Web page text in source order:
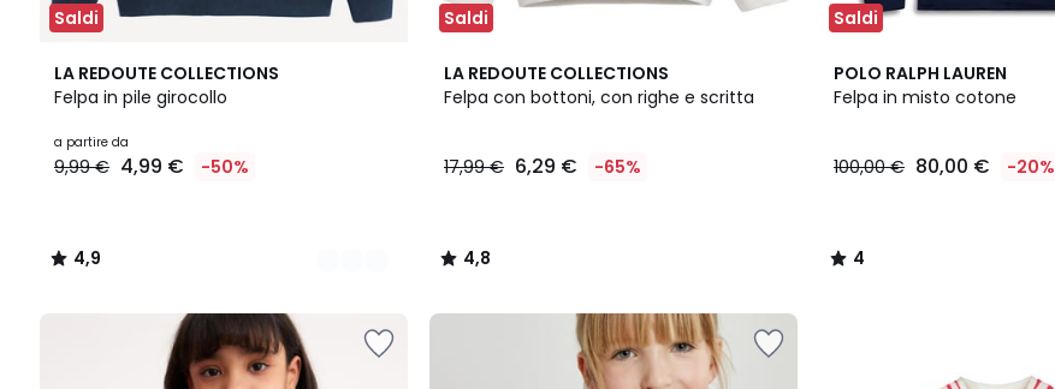
Saldi
LA REDOUTE COLLECTIONS
Felpa in pile girocollo
Prezzo
a
€
a partire da
9,99 € 4,99 € -50%
4,9
/ 5
6
Colori
4,9
/
Saldi
LA REDOUTE COLLECTIONS
Felpa con bottoni, con righe e scritta
17,99 € 6,29 € -65%
4,8
/ 5
4,8
/
Saldi
POLO RALPH LAUREN
Felpa in misto cotone
100,00 € 80,00 € -20%
4
/
3
Colori
4
/